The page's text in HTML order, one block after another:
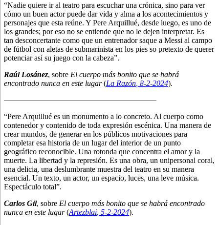
“Nadie quiere ir al teatro para escuchar una crónica, sino para ver
cómo un buen actor puede dar vida y alma a los acontecimientos y
personajes que esta reúne. Y Pere Arquillué, desde luego, es uno de
los grandes; por eso no se entiende que no le dejen interpretar. Es
tan desconcertante como que un entrenador saque a Messi al campo
de fútbol con aletas de submarinista en los pies so pretexto de querer
potenciar así su juego con la cabeza”.
Raúl Losánez, sobre El cuerpo más bonito que se habrá
encontrado nunca en este lugar(La Razón , 8-2-2024).
———————————————————–
“Pere Arquillué es un monumento a lo concreto. Al cuerpo como
contenedor y contenido de toda expresión escénica. Una manera de
crear mundos, de generar en los públicos motivaciones para
completar esa historia de un lugar del interior de un punto
geográfico reconocible. Una rotonda que concentra el amor y la
muerte. La libertad y la represión. Es una obra, un unipersonal coral,
una delicia, una deslumbrante muestra del teatro en su manera
esencial. Un texto, un actor, un espacio, luces, una leve música.
Espectáculo total”.
Carlos Gil, sobre El cuerpo más bonito que se habrá encontrado
nunca en este lugar(Artezblai , 5-2-2024).